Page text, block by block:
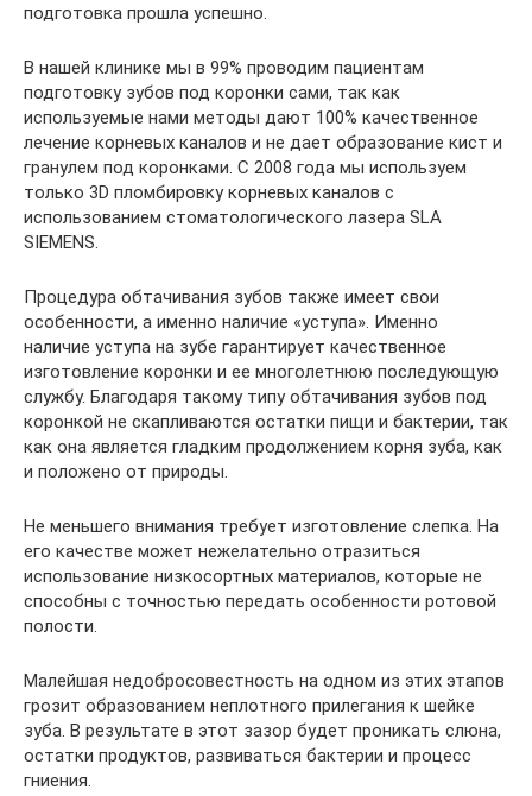
подготовка прошла успешно.
В нашей клинике мы в 99% проводим пациентам
подготовку зубов под коронки сами, так как
используемые нами методы дают 100% качественное
лечение корневых каналов и не дает образование кист и
гранулем под коронками. С 2008 года мы используем
только 3D пломбировку корневых каналов с
использованием стоматологического лазера SLA
SIEMENS.
Процедура обтачивания зубов также имеет свои
особенности, а именно наличие «уступа». Именно
наличие уступа на зубе гарантирует качественное
изготовление коронки и ее многолетнюю последующую
службу. Благодаря такому типу обтачивания зубов под
коронкой не скапливаются остатки пищи и бактерии, так
как она является гладким продолжением корня зуба, как
и положено от природы.
Не меньшего внимания требует изготовление слепка. На
его качестве может нежелательно отразиться
использование низкосортных материалов, которые не
способны с точностью передать особенности ротовой
полости.
Малейшая недобросовестность на одном из этих этапов
грозит образованием неплотного прилегания к шейке
зуба. В результате в этот зазор будет проникать слюна,
остатки продуктов, развиваться бактерии и процесс
гниения.